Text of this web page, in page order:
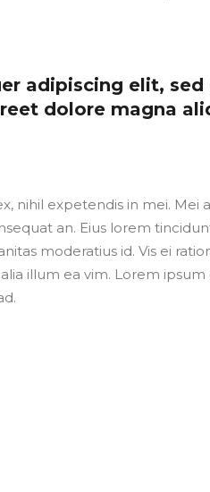
adipiscing elit, sed
dolore magna
nihil expetendis in mei. Mei
an. Eius lorem
moderatius id. Vis ei
illum ea vim. Lorem